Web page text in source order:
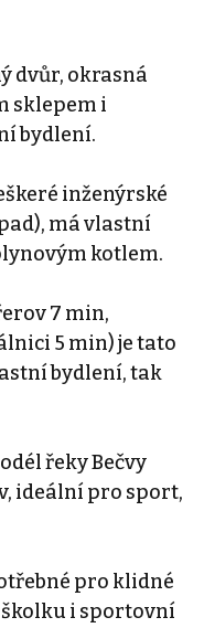
dvůr, okrasná
sklepem i
bydlení.
inženýrské
má vlastní
kotlem.
7 min,
5 min) je tato
bydlení, tak
řeky Bečvy
ideální pro sport,
pro klidné
i sportovní